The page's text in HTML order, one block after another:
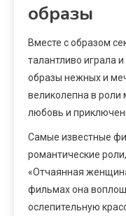
образы
Вместе с образом
талантливо играла
образы нежных и
великолепна в
любовь и
Самые известные
романтические
«Отчаянная
фильмах она
ослепительную